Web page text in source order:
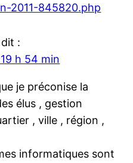
2011-845820.php
dit :
h 54 min
je préconise la
élus , gestion
, ville , région ,
informatiques sont